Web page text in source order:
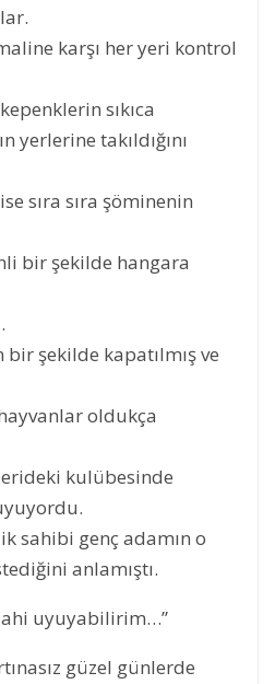
karşı her yeri kontrol
sıkıca
yerlerine takıldığını
sıra sıra şöminenin
bir şekilde hangara
bir şekilde kapatılmış ve
oldukça
kulübesinde
sahibi genç adamın o
anlamıştı.
uyuyabilirim…”
güzel günlerde